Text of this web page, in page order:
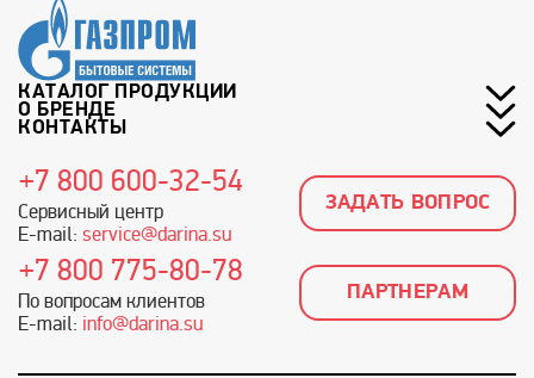
КАТАЛОГ ПРОДУКЦИИ
О БРЕНДЕ
КОНТАКТЫ
+7 800 600-32-54
Сервисный центр
E-mail: service@darina.su
ЗАДАТЬ ВОПРОС
+7 800 775-80-78
По вопросам клиентов
E-mail: info@darina.su
ПАРТНЕРАМ